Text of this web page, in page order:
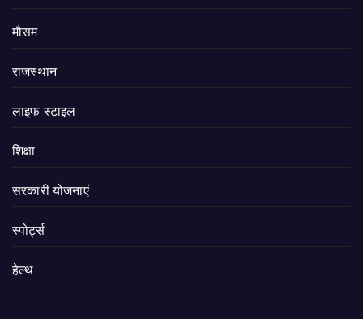
मौसम
राजस्थान
लाइफ स्टाइल
शिक्षा
सरकारी योजनाएं
स्पोर्ट्स
हेल्थ